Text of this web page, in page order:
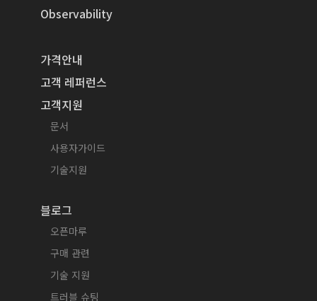
Observability
가격안내
고객 레퍼런스
고객지원
문서
사용자가이드
기술지원
블로그
오픈마루
구매 관련
기술 지원
트러블 슈팅